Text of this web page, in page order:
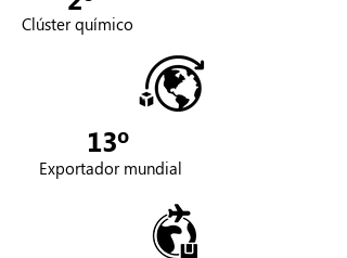
Clúster químico
13º
Exportador mundial